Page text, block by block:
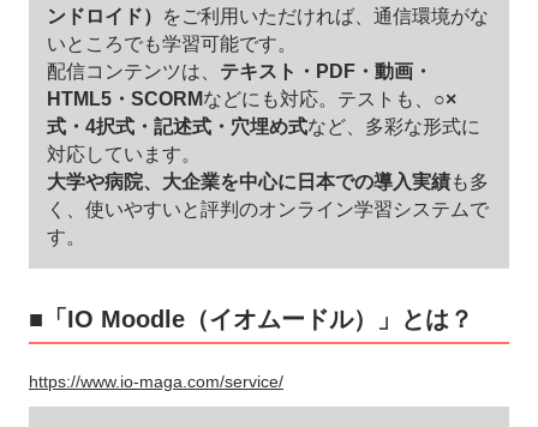
ンドロイド）
をご利用いただければ、通信環境がな
いところでも学習可能です。
配信コンテンツは、 テキスト・PDF・動画・
HTML5・SCORMなどにも対応。テストも、 ○×
式・4択式・記述式・穴埋め式など、多彩な形式に
対応しています。
大学や病院、大企業を中心に日本での導入実績も多
く、使いやすいと評判のオンライン学習システムで
す。
■「IO Moodle（イオムードル）」とは？
https://www.io-maga.com/service/